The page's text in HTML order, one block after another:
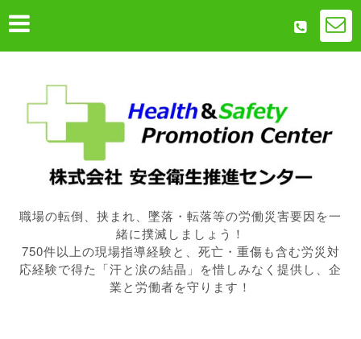
職場の転倒、挟まれ、墜落・転落等の労働災害要因を一
緒に撲滅しましょう！
750件以上の現場指導経験と、死亡・重傷も含む労災対
応経験で得た「汗と涙の結晶」を惜しみなく提供し、企
業と労働者を守ります！